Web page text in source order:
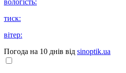
вологість:
тиск:
вітер:
Погода на 10 днів від sinoptik.ua